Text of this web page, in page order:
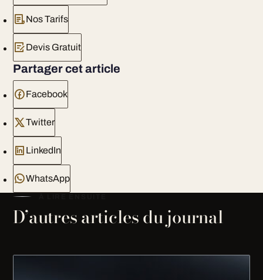
Nos Tarifs
Devis Gratuit
Partager cet article
Facebook
Twitter
LinkedIn
WhatsApp
D’autres articles du journal